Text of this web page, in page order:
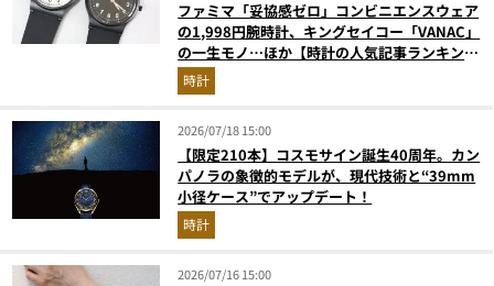
ファミマ「妥協感ゼロ」コンビニエンスウェア
の1,998円腕時計、キングセイコー「VANAC」
の一生モノ…ほか【時計の人気記事ランキング
ベスト3】（2026年6月版）
時計
2026/07/18 15:00
【限定210本】コスモサイン誕生40周年。カン
パノラの象徴的モデルが、現代技術と“39mm
小径ケース”でアップデート！
時計
2026/07/16 15:00